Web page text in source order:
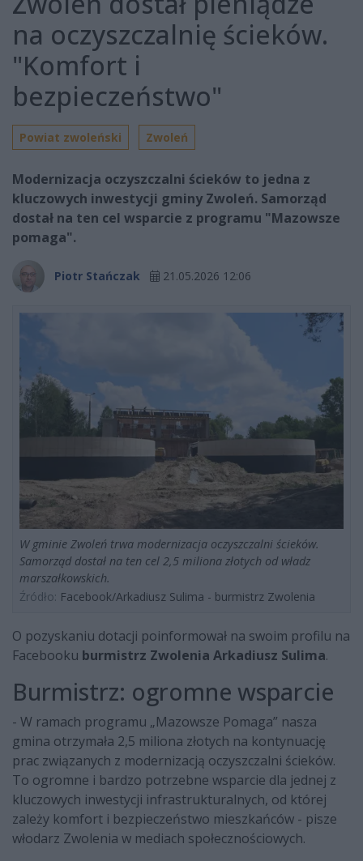
na oczyszczalnię ścieków.
"Komfort i
bezpieczeństwo"
Powiat zwoleński Zwoleń
Modernizacja oczyszczalni ścieków to jedna z
kluczowych inwestycji gminy Zwoleń. Samorząd
dostał na ten cel wsparcie z programu "Mazowsze
pomaga".
Piotr Stańczak 21.05.2026 12:06
W gminie Zwoleń trwa modernizacja oczyszczalni ścieków.
Samorząd dostał na ten cel 2,5 miliona złotych od władz
marszałkowskich.
Źródło: Facebook/Arkadiusz Sulima - burmistrz Zwolenia
O pozyskaniu dotacji poinformował na swoim profilu na
Facebooku burmistrz Zwolenia Arkadiusz Sulima.
Burmistrz: ogromne wsparcie
- W ramach programu „Mazowsze Pomaga” nasza
gmina otrzymała 2,5 miliona złotych na kontynuację
prac związanych z modernizacją oczyszczalni ścieków.
To ogromne i bardzo potrzebne wsparcie dla jednej z
kluczowych inwestycji infrastrukturalnych, od której
zależy komfort i bezpieczeństwo mieszkańców - pisze
włodarz Zwolenia w mediach społecznościowych.